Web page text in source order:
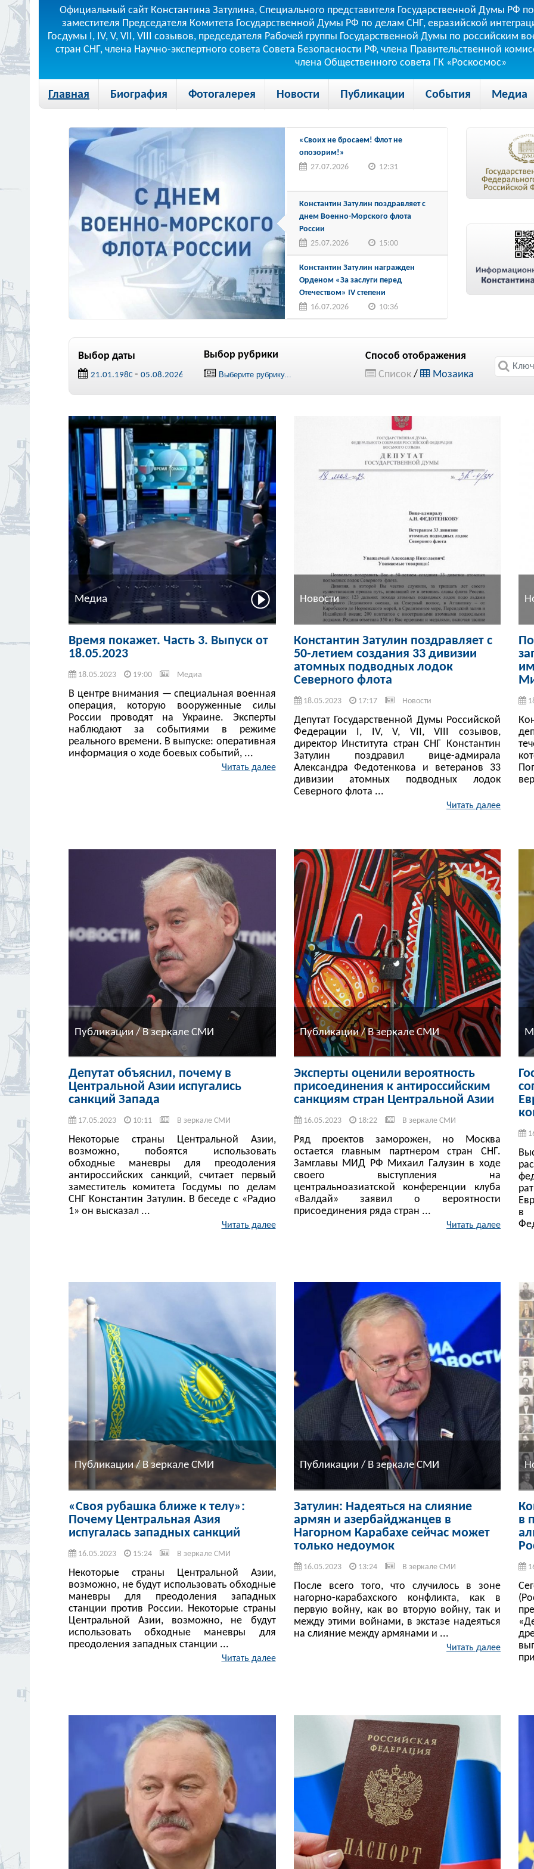
Официальный сайт Константина Затулина, Специального представителя Государственной Думы РФ
заместителя Председателя Комитета Государственной Думы РФ по делам СНГ, евразийской
Госдумы I, IV, V, VII, VIII созывов, председателя Рабочей группы Государственной Думы по российским
стран СНГ, члена Научно-экспертного совета Совета Безопасности РФ, члена Правительственной
члена Общественного совета ГК «Роскосмос»
Главная Биография Фотогалерея Новости Публикации События Медиа
«Своих не бросаем! Флот не
опозорим!»
27.07.2026
12:31
Константин Затулин поздравляет с
днем Военно-Морского флота
России
25.07.2026
15:00
Константин Затулин награжден
Орденом «За заслуги перед
Отечеством» IV степени
16.07.2026
10:36
Выбор даты
-
Выбор рубрики
Способ отображения
Список/ Мозаика
Медиа
Время покажет. Часть 3. Выпуск от
18.05.2023
18.05.2023 19:00 Медиа
В центре внимания — специальная военная
операция, которую вооруженные силы
России проводят на Украине. Эксперты
наблюдают за событиями в режиме
реального времени. В выпуске: оперативная
информация о ходе боевых событий, ...
Читать далее
Новости
Константин Затулин поздравляет с
50-летием создания 33 дивизии
атомных подводных лодок
Северного флота
18.05.2023 17:17 Новости
Депутат Государственной Думы Российской
Федерации I, IV, V, VII, VIII созывов,
директор Института стран СНГ Константин
Затулин поздравил вице-адмирала
Александра Федотенкова и ветеранов 33
дивизии атомных подводных лодок
Северного флота ...
Читать далее
Публикации / В зеркале СМИ
Депутат объяснил, почему в
Центральной Азии испугались
санкций Запада
17.05.2023 10:11 В зеркале СМИ
Некоторые страны Центральной Азии,
возможно, побоятся использовать
обходные маневры для преодоления
антироссийских санкций, считает первый
заместитель комитета Госдумы по делам
СНГ Константин Затулин. В беседе с «Радио
1» он высказал ...
Читать далее
Публикации / В зеркале СМИ
Эксперты оценили вероятность
присоединения к антироссийским
санкциям стран Центральной Азии
16.05.2023 18:22 В зеркале СМИ
Ряд проектов заморожен, но Москва
остается главным партнером стран СНГ.
Замглавы МИД РФ Михаил Галузин в ходе
своего выступления на
центральноазиатской конференции клуба
«Валдай» заявил о вероятности
присоединения ряда стран ...
Читать далее
в
Публикации / В зеркале СМИ
«Своя рубашка ближе к телу»:
Почему Центральная Азия
испугалась западных санкций
16.05.2023 15:24 В зеркале СМИ
Некоторые страны Центральной Азии,
возможно, не будут использовать обходные
маневры для преодоления западных
станции против России. Некоторые страны
Центральной Азии, возможно, не будут
использовать обходные маневры для
преодоления западных станции ...
Читать далее
Публикации / В зеркале СМИ
Затулин: Надеяться на слияние
армян и азербайджанцев в
Нагорном Карабахе сейчас может
только недоумок
16.05.2023 13:24 В зеркале СМИ
После всего того, что случилось в зоне
нагорно-карабахского конфликта, как в
первую войну, как во вторую войну, так и
между этими войнами, в экстазе надеяться
на слияние между армянами и ...
Читать далее
в